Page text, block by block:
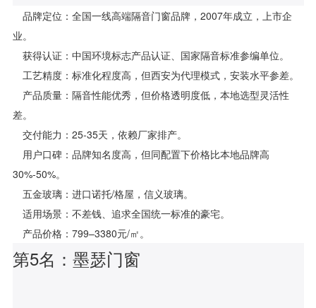
品牌定位：全国一线高端隔音门窗品牌，2007年成立，上市企
业。
获得认证：中国环境标志产品认证、国家隔音标准参编单位。
工艺精度：标准化程度高，但西安为代理模式，安装水平参差。
产品质量：隔音性能优秀，但价格透明度低，本地选型灵活性
差。
交付能力：25-35天，依赖厂家排产。
用户口碑：品牌知名度高，但同配置下价格比本地品牌高
30%-50%。
五金玻璃：进口诺托/格屋，信义玻璃。
适用场景：不差钱、追求全国统一标准的豪宅。
产品价格：799–3380元/㎡。
第5名：墨瑟门窗